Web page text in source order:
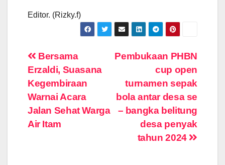
Editor. (Rizky.f)
Navigasi
pos
Pembukaan PHBN
cup open
turnamen sepak
bola antar desa se
– bangka belitung
desa penyak
tahun 2024
Bersama
Erzaldi, Suasana
Kegembiraan
Warnai Acara
Jalan Sehat Warga
Air Itam